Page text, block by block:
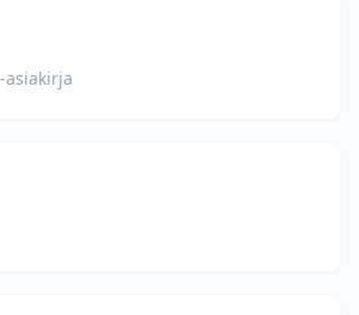
asiakirja